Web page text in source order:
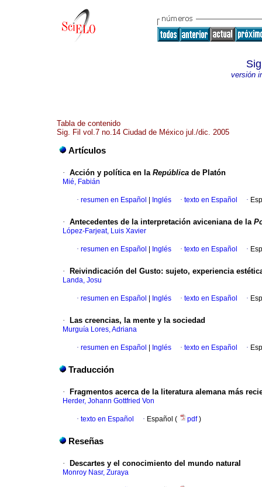
versión
Tabla de contenido
Sig. Fil vol.7 no.14 Ciudad de México jul./dic. 2005
Artículos
· Acción y política en la República de Platón
Mié, Fabián
· resumen en Español Inglés · texto en Español ·
· Antecedentes de la interpretación aviceniana de la
López-Farjeat, Luis Xavier
· resumen en Español Inglés · texto en Español ·
· Reivindicación del Gusto: sujeto, experiencia
Landa, Josu
· resumen en Español Inglés · texto en Español ·
· Las creencias, la mente y la sociedad
Murguía Lores, Adriana
· resumen en Español Inglés · texto en Español ·
Traducción
· Fragmentos acerca de la literatura alemana más
Herder, Johann Gottfried Von
· texto en Español · Español ( pdf)
Reseñas
· Descartes y el conocimiento del mundo natural
Monroy Nasr, Zuraya